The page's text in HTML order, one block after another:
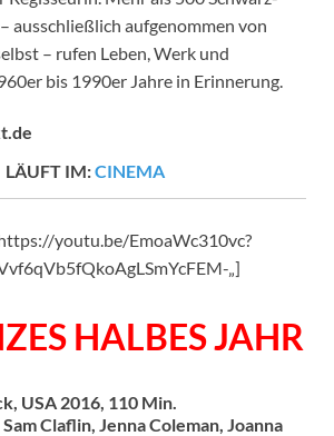
ausschließlich aufgenommen von
– rufen Leben, Werk und
bis 1990er Jahre in Erinnerung.
LÄUFT IM:CINEMA
youtu.be/EmoaWc310vc?
„]
HALBES JAHR
USA 2016, 110 Min.
Claflin, Jenna Coleman, Joanna